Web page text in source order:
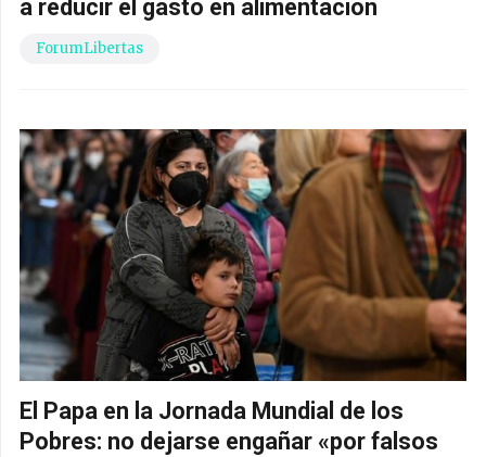
a reducir el gasto en alimentación
ForumLibertas
El Papa en la Jornada Mundial de los
Pobres: no dejarse engañar «por falsos